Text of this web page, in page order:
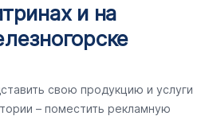
и на
свою продукцию и услуги
– поместить рекламную